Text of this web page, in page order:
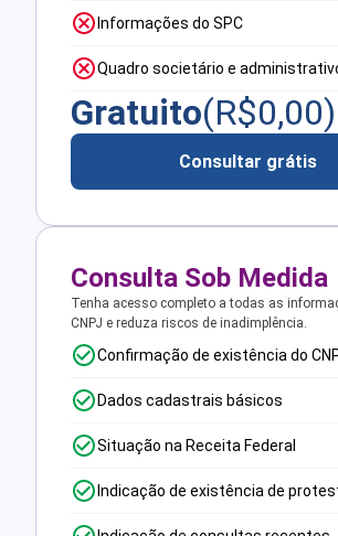
Informações do SPC
Quadro societário e
Gratuito(R$0,00)
Consultar grátis
Consulta Sob Medida
Tenha acesso completo a todas as
CNPJ e reduza riscos de inadimplência.
Confirmação de existência do
Dados cadastrais básicos
Situação na Receita Federal
Indicação de existência de